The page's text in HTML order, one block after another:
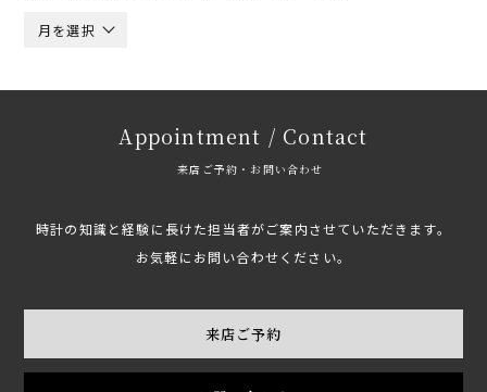
月を選択
Appointment / Contact
来店ご予約・お問い合わせ
時計の知識と経験に長けた担当者がご案内させていただきます。
お気軽にお問い合わせください。
来店ご予約